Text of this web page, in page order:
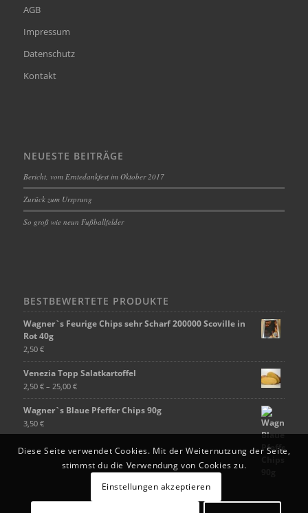
AGB
Impressum
Datenschutz
Kontakt
NEUESTE BEITRÄGE
Bericht, vom Erntedankfest im Oktober 2017
Zurück zum Ursprung
So groß wie neun Fußballfelder
BESTBEWERTETE PRODUKTE
Wagner`s Feurige Chips sehr Scharf 200000 Scoville in
Rot 40g
2,50 €
Venezia Topp Salatkartoffel
2,50 € – 25,00 €
Wagner`s Blaue Pfeffer Chips 90g
3,50 €
Diese Seite verwendet Cookies. Mit der Weiternutzung der Seite,
stimmst du die Verwendung von Cookies zu.
Einstellungen akzeptieren